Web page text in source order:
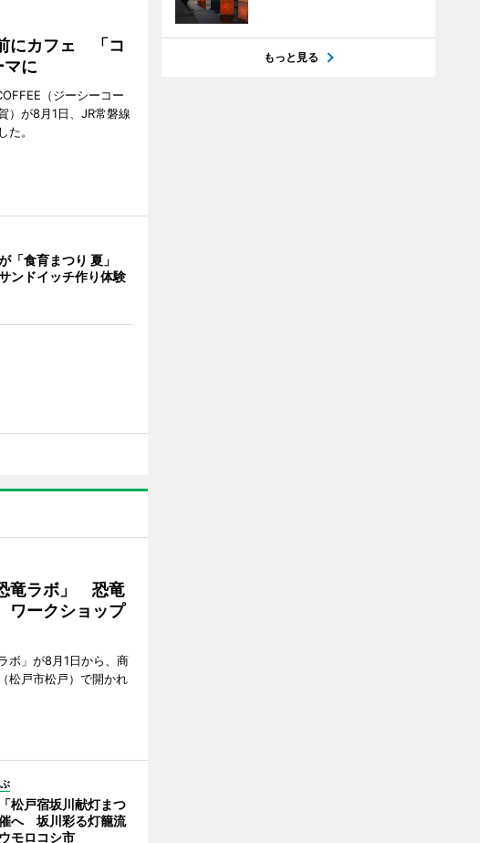
にカフェ 「コ
に
（ジーシーコー
）が8月1日、JR常磐線
。
「食育まつり 夏」
ンドイッチ作り体験
竜ラボ」 恐竜
ワークショップ
ボ」が8月1日から、商
松戸市松戸）で開かれ
松戸宿坂川献灯まつ
へ 坂川彩る灯籠流
モロコシ市
もっと見る